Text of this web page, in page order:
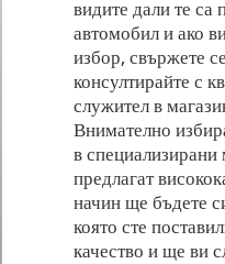
видите дали те
автомобил и ако
избор, свържете
консултирайте с
служител в
Внимателно
в специализирани
предлагат
начин ще бъдете
която сте
качество и ще ви